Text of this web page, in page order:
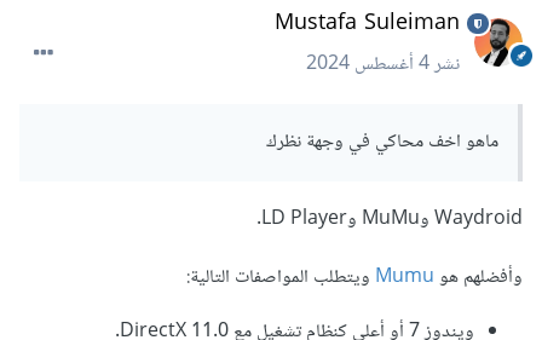
Mustafa Suleiman
نشر4 أغسطس 2024
ماهو اخف محاكي في وجهة نظرك
Waydroid وMuMu وLD Player.
وأفضلهم هوMumuويتطلب المواصفات التالية:
ويندوز 7 أو أعلى كنظام تشغيل مع DirectX 11.0.